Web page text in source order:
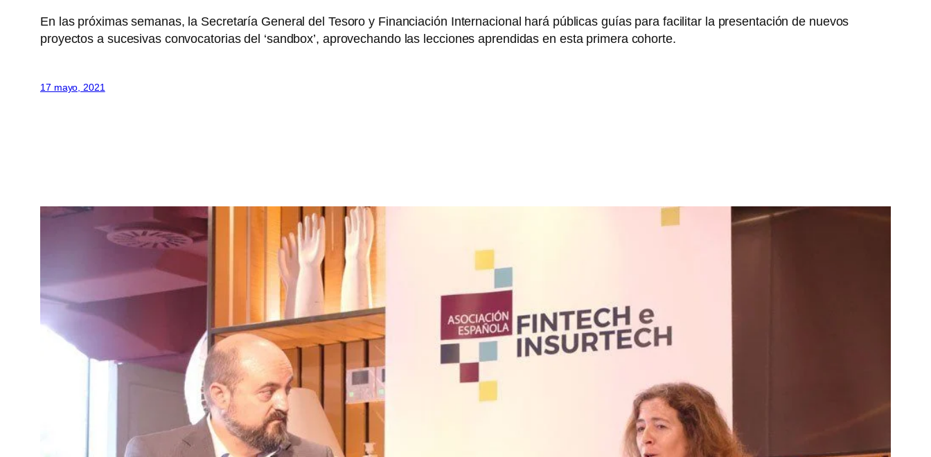
En las próximas semanas, la Secretaría General del Tesoro y Financiación Internacional hará públicas guías para facilitar la presentación de nuevos
proyectos a sucesivas convocatorias del ‘sandbox’, aprovechando las lecciones aprendidas en esta primera cohorte.
17 mayo, 2021